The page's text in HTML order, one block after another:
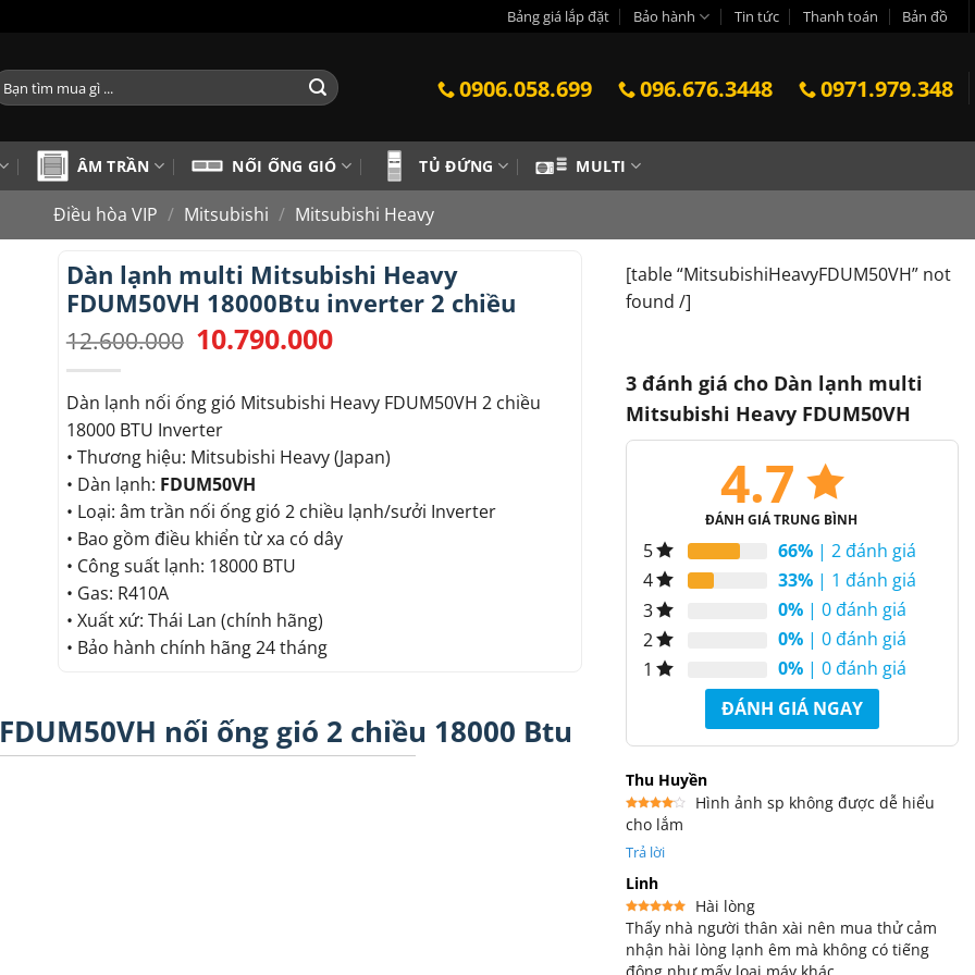
Bảng giá lắp đặt Bảo hành Tin tức Thanh toán Bản đồ
0906.058.699 096.676.3448 0971.979.348
ÂM TRẦN NỐI ỐNG GIÓ TỦ ĐỨNG MULTI
Điều hòa VIP / Mitsubishi / Mitsubishi Heavy
Dàn lạnh multi Mitsubishi Heavy
FDUM50VH 18000Btu inverter 2 chiều
12.600.000 Giá
gốc
12.600.000.
10.790.000
là:
10.790.000.
Dàn lạnh nối ống gió Mitsubishi Heavy FDUM50VH 2 chiều
18000 BTU Inverter
• Thương hiệu: Mitsubishi Heavy (Japan)
• Dàn lạnh: FDUM50VH
• Loại: âm trần nối ống gió 2 chiều lạnh/sưởi Inverter
• Bao gồm điều khiển từ xa có dây
• Công suất lạnh: 18000 BTU
• Gas: R410A
• Xuất xứ: Thái Lan (chính hãng)
• Bảo hành chính hãng 24 tháng
nối ống gió 2 chiều 18000 Btu
[table “MitsubishiHeavyFDUM50VH” not
found /]
3 đánh giá cho Dàn lạnh multi
Mitsubishi Heavy FDUM50VH
4.7
ĐÁNH GIÁ TRUNG BÌNH
5 66% | 2 đánh giá
4
33% | 1 đánh giá
3
0% | 0 đánh giá
2
0% | 0 đánh giá
1
0% | 0 đánh giá
ĐÁNH GIÁ NGAY
Thu Huyền
Được
xếp
hạng 4
5 sao
Hình ảnh sp không được dễ hiểu
cho lắm
Trả lời
Linh
Được xếp
hạng5
5
sao
Hài lòng
Thấy nhà người thân xài nên mua thử cảm
nhận hài lòng lạnh êm mà không có tiếng